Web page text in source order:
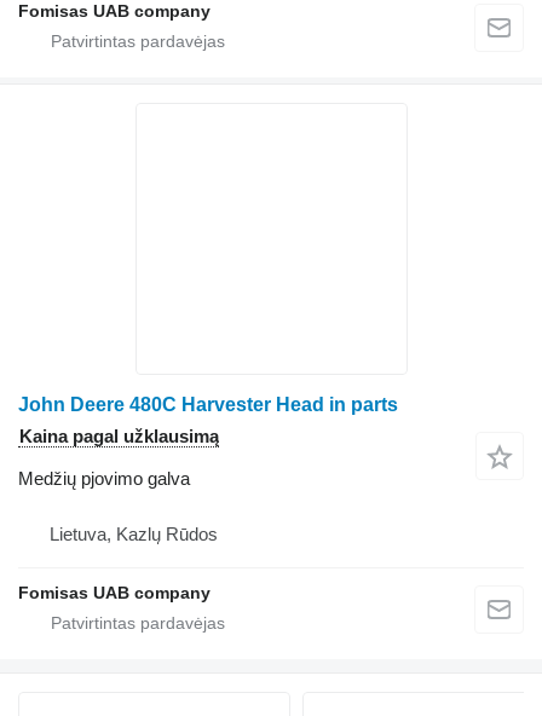
Fomisas UAB company
John Deere 480C Harvester Head in parts
Kaina pagal užklausimą
Medžių pjovimo galva
Lietuva, Kazlų Rūdos
Fomisas UAB company